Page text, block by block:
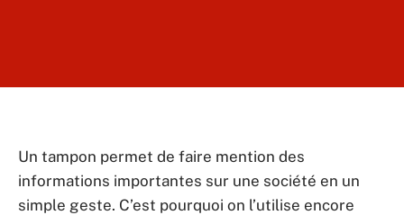
Un tampon permet de faire mention des
informations importantes sur une société en un
simple geste. C’est pourquoi on l’utilise encore